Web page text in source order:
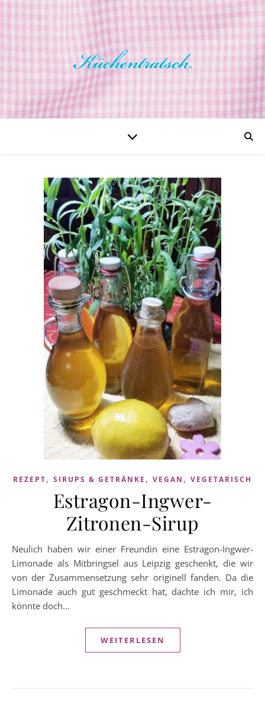
REZEPT, SIRUPS & GETRÄNKE , VEGAN , VEGETARISCH
Estragon-Ingwer-
Zitronen-Sirup
Neulich haben wir einer Freundin eine Estragon-Ingwer-
Limonade als Mitbringsel aus Leipzig geschenkt, die wir
von der Zusammensetzung sehr originell fanden. Da die
Limonade auch gut geschmeckt hat, dachte ich mir, ich
könnte doch…
WEITERLESEN